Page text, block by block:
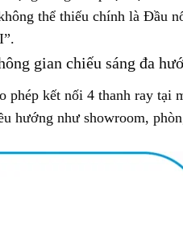
thể thiếu chính là Đầu
gian chiếu sáng đa
kết nối 4 thanh ray tại
hướng như showroom,